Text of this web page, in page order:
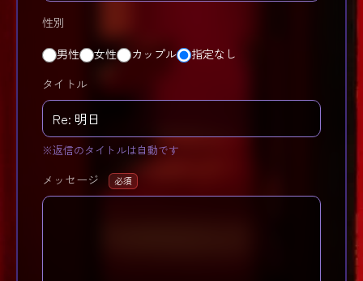
性別
男性 女性 カップル 指定なし
タイトル
※返信のタイトルは自動です
メッセージ 必須